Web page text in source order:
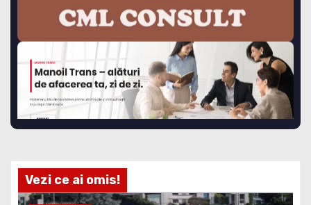
Vezi ce ai omis!